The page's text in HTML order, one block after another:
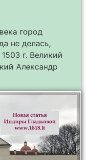
город
не делась,
г. Великий
Александр